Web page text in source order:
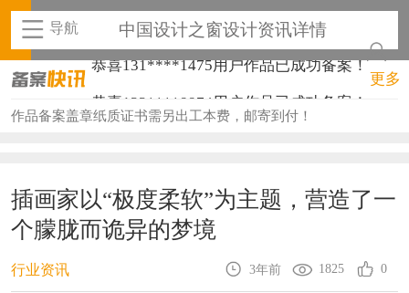
导航 中国设计之窗设计资讯详情
恭喜133****8874用户作品已成功备案！
恭喜138****8638用户作品已成功备案！
恭喜136****9807用户作品已成功备案！
恭喜159****4930用户作品已成功备案！
恭喜150****6483用户作品已成功备案！
更多
作品备案盖章纸质证书需另出工本费，邮寄到付！
插画家以“极度柔软”为主题，营造了一
个朦胧而诡异的梦境
行业资讯 3年前 1825 0